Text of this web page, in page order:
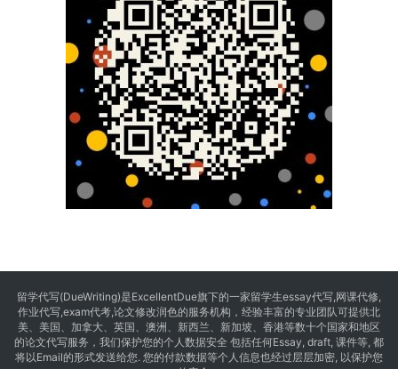
留学代写(DueWriting)是ExcellentDue旗下的一家留学生essay代写,网课代修,
作业代写,exam代考,论文修改润色的服务机构，经验丰富的专业团队可提供北
美、美国、加拿大、英国、澳洲、新西兰、新加坡、香港等数十个国家和地区
的论文代写服务，我们保护您的个人数据安全 包括任何Essay, draft, 课件等, 都
将以Email的形式发送给您. 您的付款数据等个人信息也经过层层加密, 以保护您